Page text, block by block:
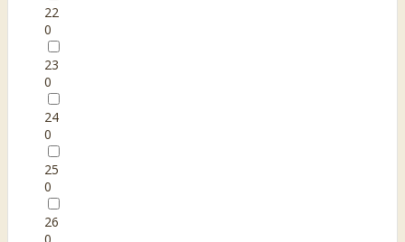
22
0
23
0
24
0
25
0
26